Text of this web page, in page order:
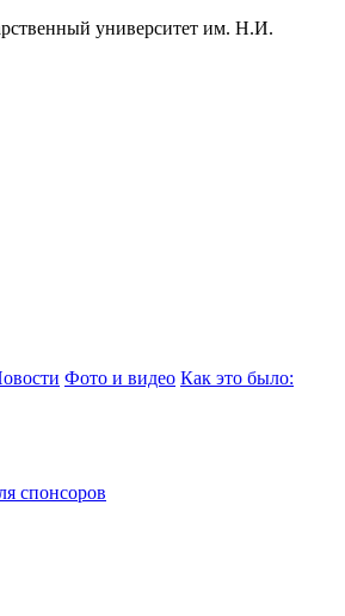
университет им. Н.И.
Фото и видео Как это было:
спонсоров